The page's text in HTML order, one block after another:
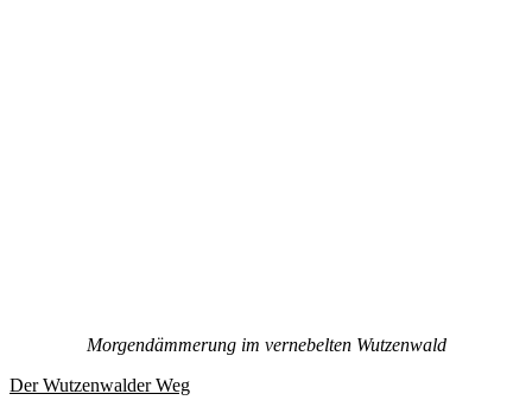
Morgendämmerung im vernebelten Wutzenwald
Der Wutzenwalder Weg